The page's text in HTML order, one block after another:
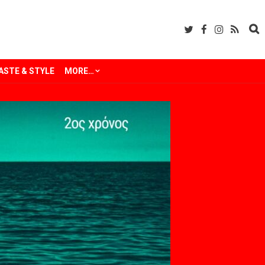
& STYLE MORE…